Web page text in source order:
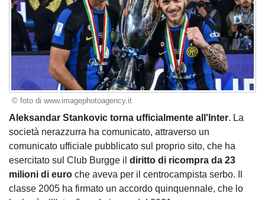
© foto di www.imagephotoagency.it
Aleksandar Stankovic torna ufficialmente all'Inter. La
società nerazzurra ha comunicato, attraverso un
comunicato ufficiale pubblicato sul proprio sito, che ha
esercitato sul Club Burgge il diritto di ricompra da 23
milioni di euro che aveva per il centrocampista serbo. Il
classe 2005 ha firmato un accordo quinquennale, che lo